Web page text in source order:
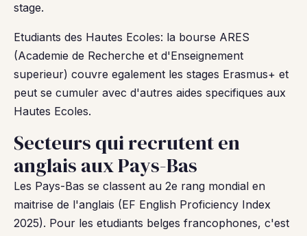
stage.
Etudiants des Hautes Ecoles: la bourse ARES
(Academie de Recherche et d'Enseignement
superieur) couvre egalement les stages Erasmus+ et
peut se cumuler avec d'autres aides specifiques aux
Hautes Ecoles.
Secteurs qui recrutent en
anglais aux Pays-Bas
Les Pays-Bas se classent au 2e rang mondial en
maitrise de l'anglais (EF English Proficiency Index
2025). Pour les etudiants belges francophones, c'est